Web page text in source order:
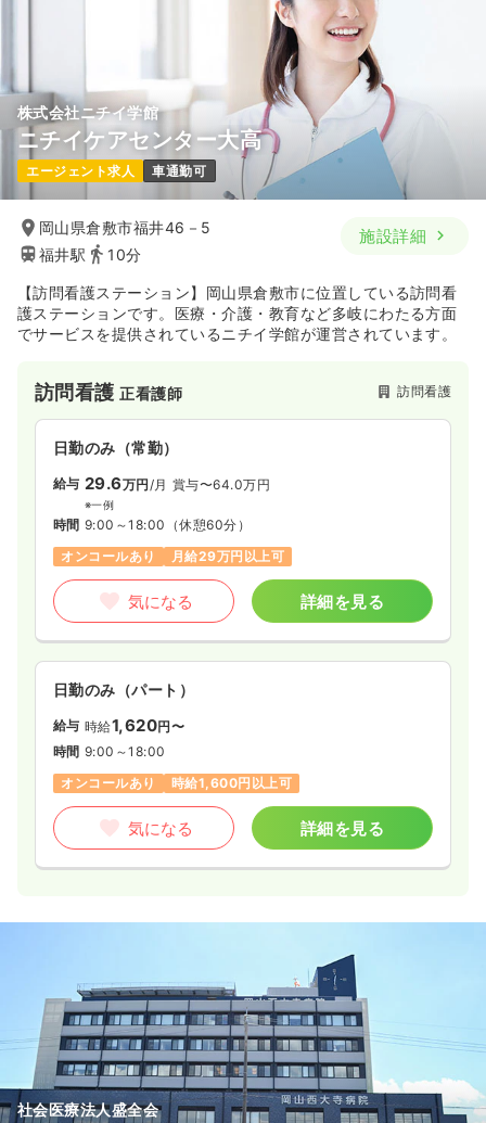
月給37万円以上可
詳細を見る
2交代（常勤） 一時募集休止
給与 お問い合わせください
時間 8:30～17:00
日祝休み
第二新卒可
給与 時給1,400〜1,500
日祝休み
第二新卒可
透析正・准看護師 一般病院
24.7〜39.2
※一例
日祝休み
気になる
日勤のみ（パート） 一時募集休止
時給1,500円以上可
気になる 詳細を見る
介護・福祉系正看護師 一般病院
気になる 詳細を見る
日勤のみ（パート） 一時募集休止
給与 時給1,800円〜
時間 8:30～17:00
日祝休み
時給1,800円以上可
気になる 詳細を見る
株式会社ニチイ学館
ニチイケアセンター大高
エージェント求人 車通勤可
岡山県倉敷市福井46－5
福井駅
10分
施設詳細
【訪問看護ステーション】岡山県倉敷市に位置している訪問看
護ステーションです。医療・介護・教育など多岐にわたる方面
でサービスを提供されているニチイ学館が運営されています。
訪問看護正看護師 訪問看護
日勤のみ（常勤）
給与 29.6万円 /月 賞与〜64.0万円
※一例
時間 9:00～18:00 （休憩60分）
オンコールあり
月給29万円以上可
気になる 詳細を見る
日勤のみ（パート）
給与 時給1,620円〜
時間 9:00～18:00
オンコールあり
時給1,600円以上可
気になる 詳細を見る
社会医療法人盛全会